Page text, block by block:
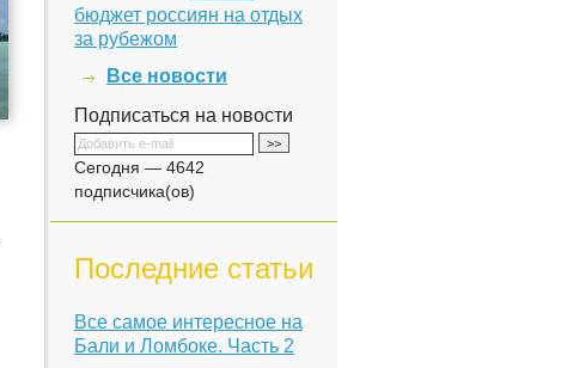
бюджет россиян на отдых
за рубежом
Все новости
Подписаться на новости
Сегодня — 4642
подписчика(ов)
Последние статьи
Все самое интересное на
Бали и Ломбоке. Часть 2